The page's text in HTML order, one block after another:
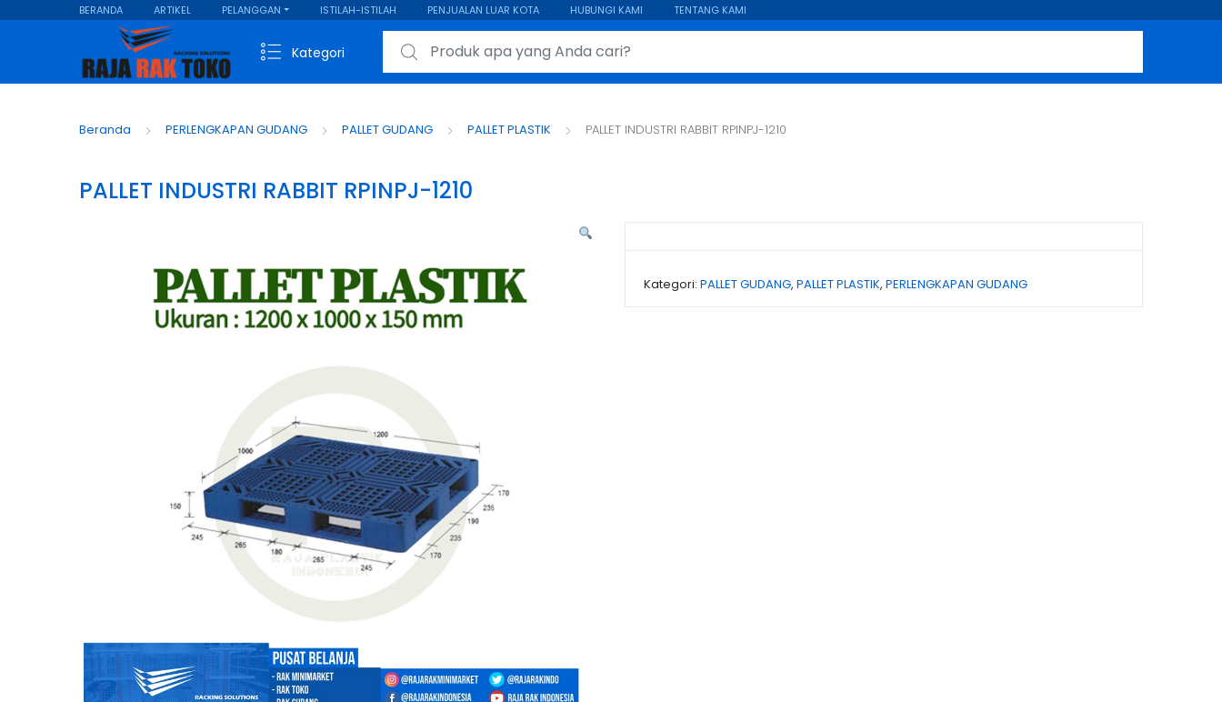
BERANDA ARTIKEL PELANGGAN ISTILAH-ISTILAH PENJUALAN LUAR KOTA HUBUNGI KAMI TENTANG KAMI
Kategori
Search for:
Beranda PERLENGKAPAN GUDANG PALLET GUDANG PALLET PLASTIK PALLET INDUSTRI RABBIT RPINPJ-1210
PALLET INDUSTRI RABBIT RPINPJ-1210
Kategori: PALLET GUDANG, PALLET PLASTIK, PERLENGKAPAN GUDANG